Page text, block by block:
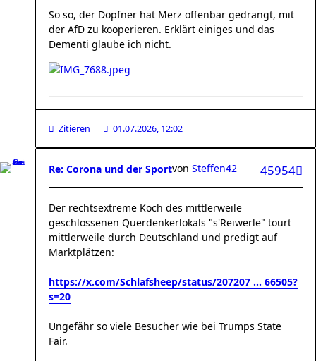
So so, der Döpfner hat Merz offenbar gedrängt, mit
der AfD zu kooperieren. Erklärt einiges und das
Dementi glaube ich nicht.
Zitieren 01.07.2026, 12:02
Re: Corona und der Sport 45954
von Steffen42
Der rechtsextreme Koch des mittlerweile
geschlossenen Querdenkerlokals "s'Reiwerle" tourt
mittlerweile durch Deutschland und predigt auf
Marktplätzen:
https://x.com/Schlafsheep/status/207207 ... 66505?
s=20
Ungefähr so viele Besucher wie bei Trumps State
Fair.